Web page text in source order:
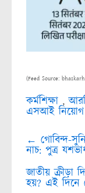
(Feed Source:
কর্মশিক্ষা ,
এসআই নিয়োগ
Post
← গোবিন্দ-
নাচ: পুত্র
জাতীয় ক্রীড়া
হয়? এই দিনে